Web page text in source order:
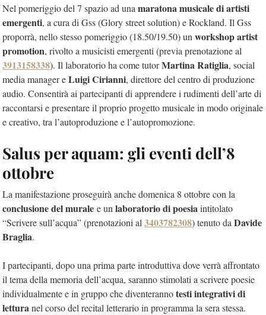
Nel pomeriggio del 7 spazio ad una maratona musicale di artisti
emergenti, a cura di Gss (Glory street solution) e Rockland. Il Gss
proporrà, nello stesso pomeriggio (18.50/19.50) un workshop artist
promotion, rivolto a musicisti emergenti (previa prenotazione al
3913158338). Il laboratorio ha come tutorMartina Ratiglia, social
media manager eLuigi Cirianni, direttore del centro di produzione
audio. Consentirà ai partecipanti di apprendere i rudimenti dell’arte di
raccontarsi e presentare il proprio progetto musicale in modo originale
e creativo, tra l’autoproduzione e l’autopromozione.
Salus per aquam: gli eventi dell’8
ottobre
La manifestazione proseguirà anche domenica 8 ottobre con la
conclusione del murale e un laboratorio di poesiaintitolato
“Scrivere sull’acqua” (prenotazioni al 3403782308) tenuto da Davide
Braglia.
I partecipanti, dopo una prima parte introduttiva dove verrà affrontato
il tema della memoria dell’acqua, saranno stimolati a scrivere poesie
individualmente e in gruppo che diventerannotesti integrativi di
letturanel corso del recital letterario in programma la sera stessa.